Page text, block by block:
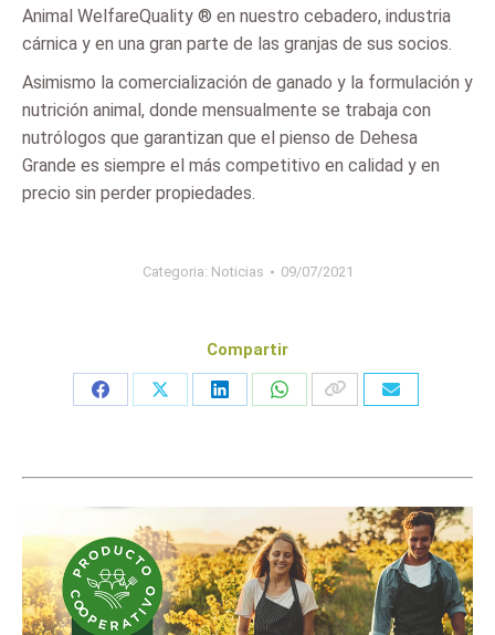
Animal WelfareQuality ® en nuestro cebadero, industria
cárnica y en una gran parte de las granjas de sus socios.
Asimismo la comercialización de ganado y la formulación y
nutrición animal, donde mensualmente se trabaja con
nutrólogos que garantizan que el pienso de Dehesa
Grande es siempre el más competitivo en calidad y en
precio sin perder propiedades.
Categoria: Noticias 09/07/2021
Compartir
Share
Share
Share
Share